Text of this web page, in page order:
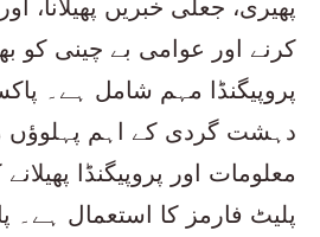
پھیری، جعلی خبریں پھیلانا،
کرنے اور عوامی بے چینی کو
پروپیگنڈا مہم شامل ہے۔
دہشت گردی کے اہم پہلوﺅں
معلومات اور پروپیگنڈا
پلیٹ فارمز کا استعمال ہے۔